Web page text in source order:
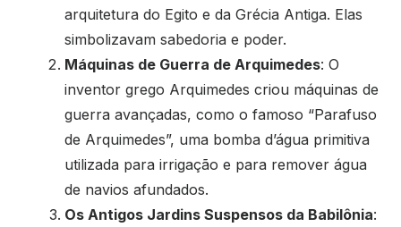
arquitetura do Egito e da Grécia Antiga. Elas
simbolizavam sabedoria e poder.
Máquinas de Guerra de Arquimedes: O
inventor grego Arquimedes criou máquinas de
guerra avançadas, como o famoso “Parafuso
de Arquimedes”, uma bomba d’água primitiva
utilizada para irrigação e para remover água
de navios afundados.
Os Antigos Jardins Suspensos da Babilônia: